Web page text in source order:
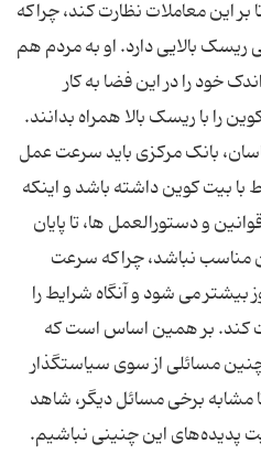
این معاملات نظارت کند، چراکه
ریسک بالایی دارد. او به مردم هم
خود را در این فضا به کار
را با ریسک بالا همراه بدانند.
بانک مرکزی باید سرعت عمل
بیت کوین داشته باشد و اینکه
و دستورالعمل ها، تا پایان
مناسب نباشد، چراکه سرعت
بیشتر می شود و آنگاه شرایط را
بر همین اساس است که
مسائلی از سوی سیاستگذار
مشابه برخی مسائل دیگر، شاهد
پدیده‌های این چنینی نباشیم.